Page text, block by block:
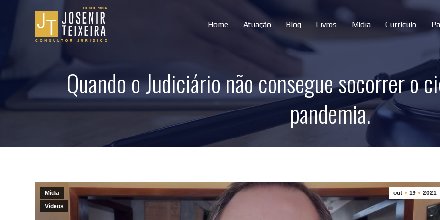
Home Atuação Blog Livros Mídia Currículo
Quando o Judiciário não consegue socorrer o
pandemia.
out 19 2021
Mídia
Vídeos